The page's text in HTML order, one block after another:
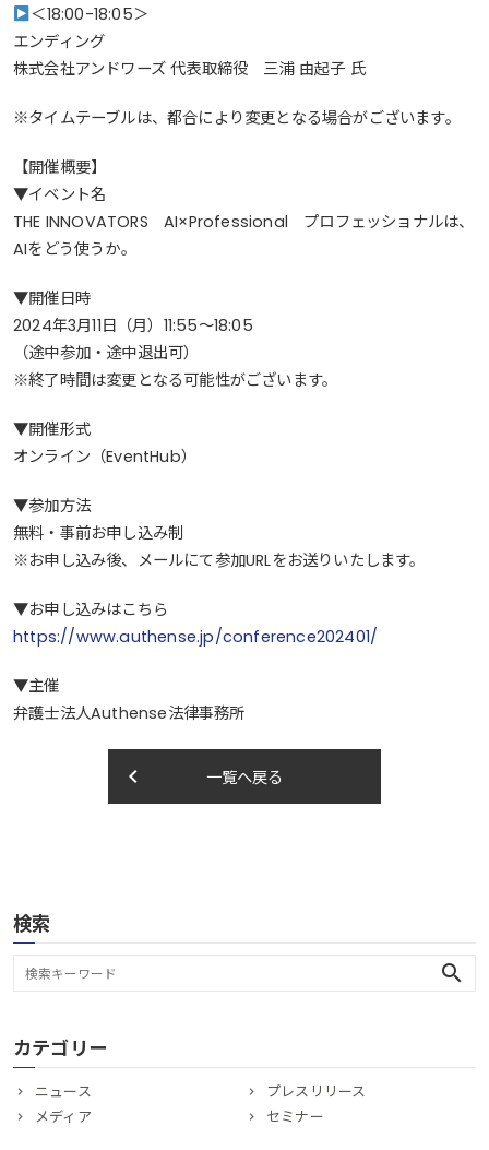
＜18:00-18:05＞
エンディング
株式会社アンドワーズ 代表取締役 三浦 由起子 氏
※タイムテーブルは、都合により変更となる場合がございます。
【開催概要】
▼イベント名
THE INNOVATORS AI×Professional プロフェッショナルは、
AIをどう使うか。
▼開催日時
2024年3月11日（月）11:55～18:05
（途中参加・途中退出可）
※終了時間は変更となる可能性がございます。
▼開催形式
オンライン（EventHub）
▼参加方法
無料・事前お申し込み制
※お申し込み後、メールにて参加URLをお送りいたします。
▼お申し込みはこちら
https://www.authense.jp/conference202401/
▼主催
弁護士法人Authense法律事務所
一覧へ戻る
keyboard_arrow_left
検索
search
カテゴリー
ニュース
プレスリリース
メディア
セミナー